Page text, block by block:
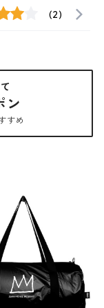
(2)
ン
すめ